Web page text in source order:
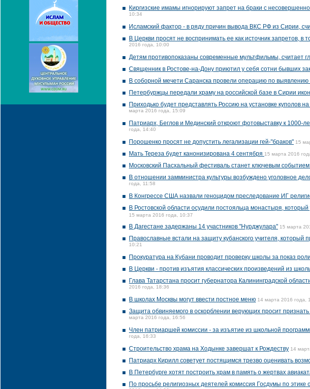
Киргизские имамы игнорируют запрет на браки с
10:34
Исламский фактор - в ряду причин вывода ВКС РФ из Сирии,
В Церкви просят не воспринимать ее как источник запретов, в
2016 года, 10:00
Детям противопоказаны современные мультфильмы, считает
Священник в Ростове-на-Дону приютил у себя сотни бывших
В соборной мечети Саранска провели операцию по выявлению
Петербуржцы передали храму на российской базе в Сирии
Приходько будет представлять Россию на установке куполов
марта 2016 года, 15:09
Патриарх, Беглов и Мединский откроют фотовыставку к 1000-
года, 14:40
Порошенко просят не допустить легализации гей-"браков" 15
Мать Тереза будет канонизирована 4 сентября 15 марта 2016
Московский Пасхальный фестиваль станет ключевым
В отношении замминистра культуры возбуждено уголовное
года, 11:58
В Конгрессе США назвали геноцидом преследование ИГ
В Ростовской области осудили постояльца монастыря,
15 марта 2016 года, 10:37
В Дагестане задержаны 14 участников "Нурджулара" 15 марта
Православные встали на защиту кубанского учителя, который
10:21
Прокуратура на Кубани проводит проверку школы за показ
В Церкви - против изъятия классических произведений из
Глава Татарстана просит губернатора Калининградской
2016 года, 18:36
В школах Москвы могут ввести постное меню 14 марта 2016 года,
Защита обвиняемого в оскорблении верующих просит
марта 2016 года, 16:56
Член патриаршей комиссии - за изъятие из школьной
года, 16:33
Строительство храма на Ходынке завершат к Рождеству 14
Патриарх Кирилл советует постящимся трезво оценивать
В Петербурге хотят построить храм в память о жертвах
По просьбе религиозных деятелей комиссия Госдумы по